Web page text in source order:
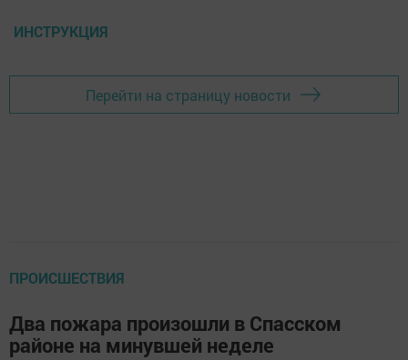
ИНСТРУКЦИЯ
Перейти на страницу новости
ПРОИСШЕСТВИЯ
Два пожара произошли в Спасском
районе на минувшей неделе